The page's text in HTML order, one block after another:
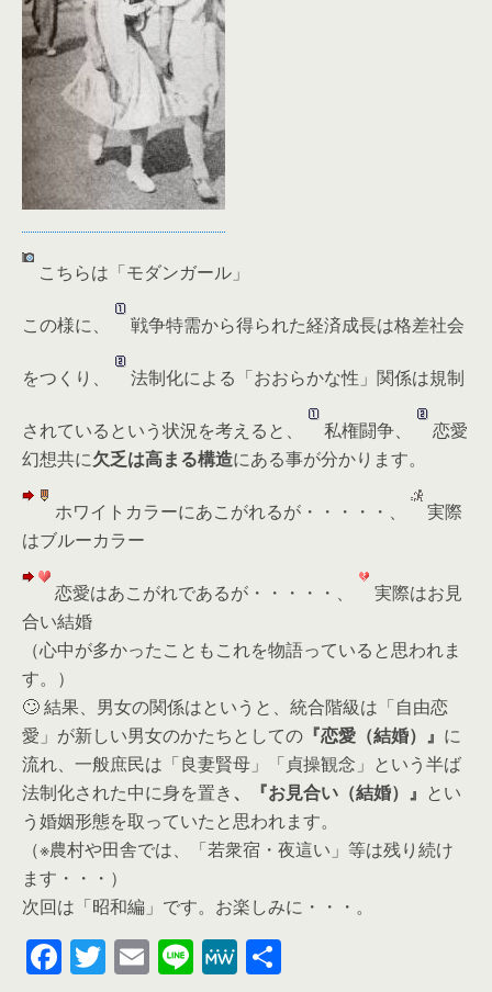
こちらは「モダンガール」
この様に、 戦争特需から得られた経済成長は格差社会
をつくり、 法制化による「おおらかな性」関係は規制
されているという状況を考えると、 私権闘争、
恋愛
幻想共に欠乏は高まる構造にある事が分かります。
ホワイトカラーにあこがれるが・・・・・、
実際
はブルーカラー
恋愛はあこがれであるが・・・・・、
実際はお見
合い結婚
（心中が多かったこともこれを物語っていると思われま
す。）
🙄 結果、男女の関係はというと、統合階級は「自由恋
愛」が新しい男女のかたちとしての 『恋愛（結婚）』 に
流れ、一般庶民は「良妻賢母」「貞操観念」という半ば
法制化された中に身を置き、『お見合い（結婚）』 とい
う婚姻形態を取っていたと思われます。
（※農村や田舎では、「若衆宿・夜這い」等は残り続け
ます・・・）
次回は「昭和編」です。お楽しみに・・・。
F T E Li M